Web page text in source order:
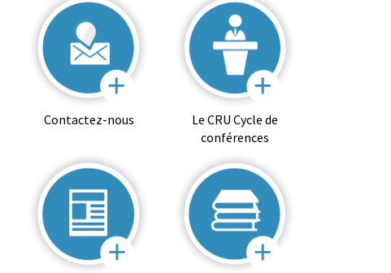
Contactez-nous
Le CRU Cycle de
conférences